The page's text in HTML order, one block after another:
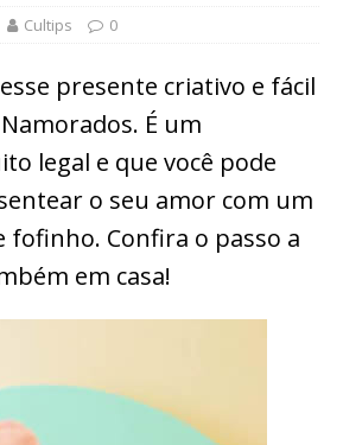
Cultips 0
presente criativo e fácil
É um
legal e que você pode
o seu amor com um
fofinho. Confira o passo a
em casa!